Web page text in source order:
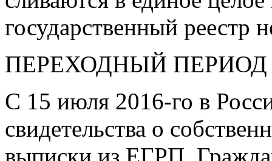
государственный
ПЕРЕХОДНЫЙ ПЕРИОД
С 15 июля 2016-го в
свидетельства о